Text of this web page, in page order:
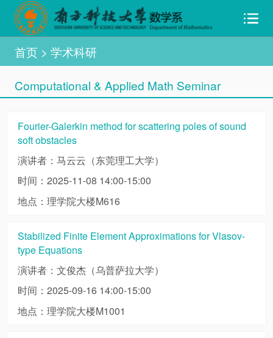
首页> 学术科研
Computational & Applied Math Seminar
Fourier-Galerkin method for scattering poles of sound
soft obstacles
演讲者：马云云（东莞理工大学）
时间：2025-11-08 14:00-15:00
地点：理学院大楼M616
Stabilized Finite Element Approximations for Vlasov-
type Equations
演讲者：文俊杰（乌普萨拉大学）
时间：2025-09-16 14:00-15:00
地点：理学院大楼M1001